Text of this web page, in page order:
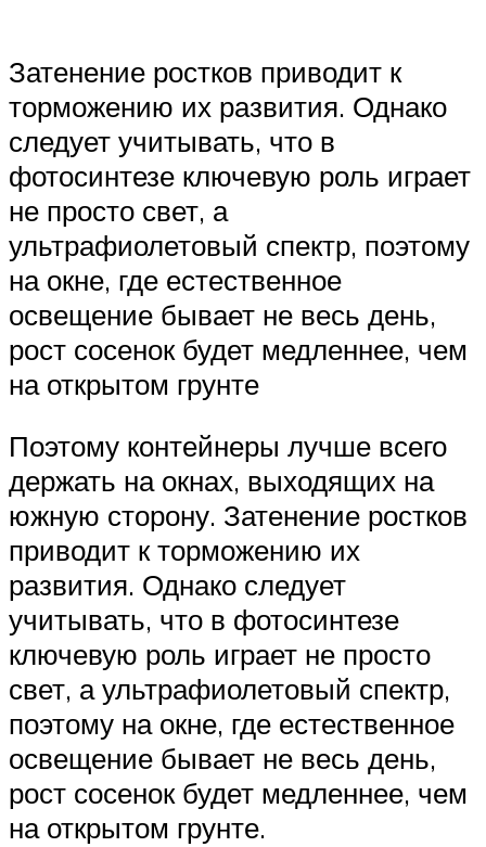
Затенение ростков приводит к
торможению их развития. Однако
следует учитывать, что в
фотосинтезе ключевую роль играет
не просто свет, а
ультрафиолетовый спектр, поэтому
на окне, где естественное
освещение бывает не весь день,
рост сосенок будет медленнее, чем
на открытом грунте
Поэтому контейнеры лучше всего
держать на окнах, выходящих на
южную сторону. Затенение ростков
приводит к торможению их
развития. Однако следует
учитывать, что в фотосинтезе
ключевую роль играет не просто
свет, а ультрафиолетовый спектр,
поэтому на окне, где естественное
освещение бывает не весь день,
рост сосенок будет медленнее, чем
на открытом грунте.